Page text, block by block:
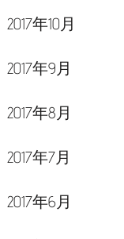
2017年10月
2017年9月
2017年8月
2017年7月
2017年6月